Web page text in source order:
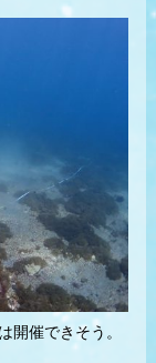
開催できそう。